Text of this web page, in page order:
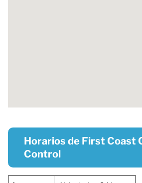
Horarios de First Coast
Control